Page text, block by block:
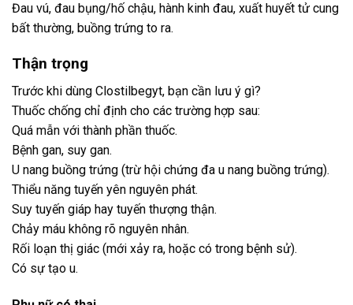
Đau vú, đau bụng/hố chậu, hành kinh đau, xuất huyết tử cung
bất thường, buồng trứng to ra.
Thận trọng
Trước khi dùng Clostilbegyt, bạn cần lưu ý gì?
Thuốc chống chỉ định cho các trường hợp sau:
Quá mẫn với thành phần thuốc.
Bệnh gan, suy gan.
U nang buồng trứng (trừ hội chứng đa u nang buồng trứng).
Thiểu năng tuyến yên nguyên phát.
Suy tuyến giáp hay tuyến thượng thận.
Chảy máu không rõ nguyên nhân.
Rối loạn thị giác (mới xảy ra, hoặc có trong bệnh sử).
Có sự tạo u.